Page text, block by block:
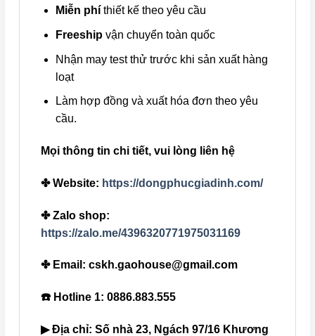
Miễn phíthiết kế theo yêu cầu
Freeshipvận chuyển toàn quốc
Nhận may test thử trước khi sản xuất hàng
loạt
Làm hợp đồng và xuất hóa đơn theo yêu
cầu.
Mọi thông tin chi tiết, vui lòng liên hệ
✤ Website: https://dongphucgiadinh.com/
✤ Zalo shop:
https://zalo.me/4396320771975031169
✤ Email: cskh.gaohouse@gmail.com
☎️ Hotline 1: 0886.883.555
▶ Địa chỉ: Số nhà 23, Ngách 97/16 Khương